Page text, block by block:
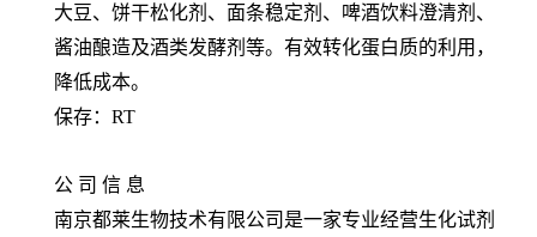
大豆、饼干松化剂、面条稳定剂、啤酒饮料澄清剂、
酱油酿造及酒类发酵剂等。有效转化蛋白质的利用，
降低成本。
保存： RT
公 司 信 息
南京都莱生物技术有限公司是一家专业经营生化试剂